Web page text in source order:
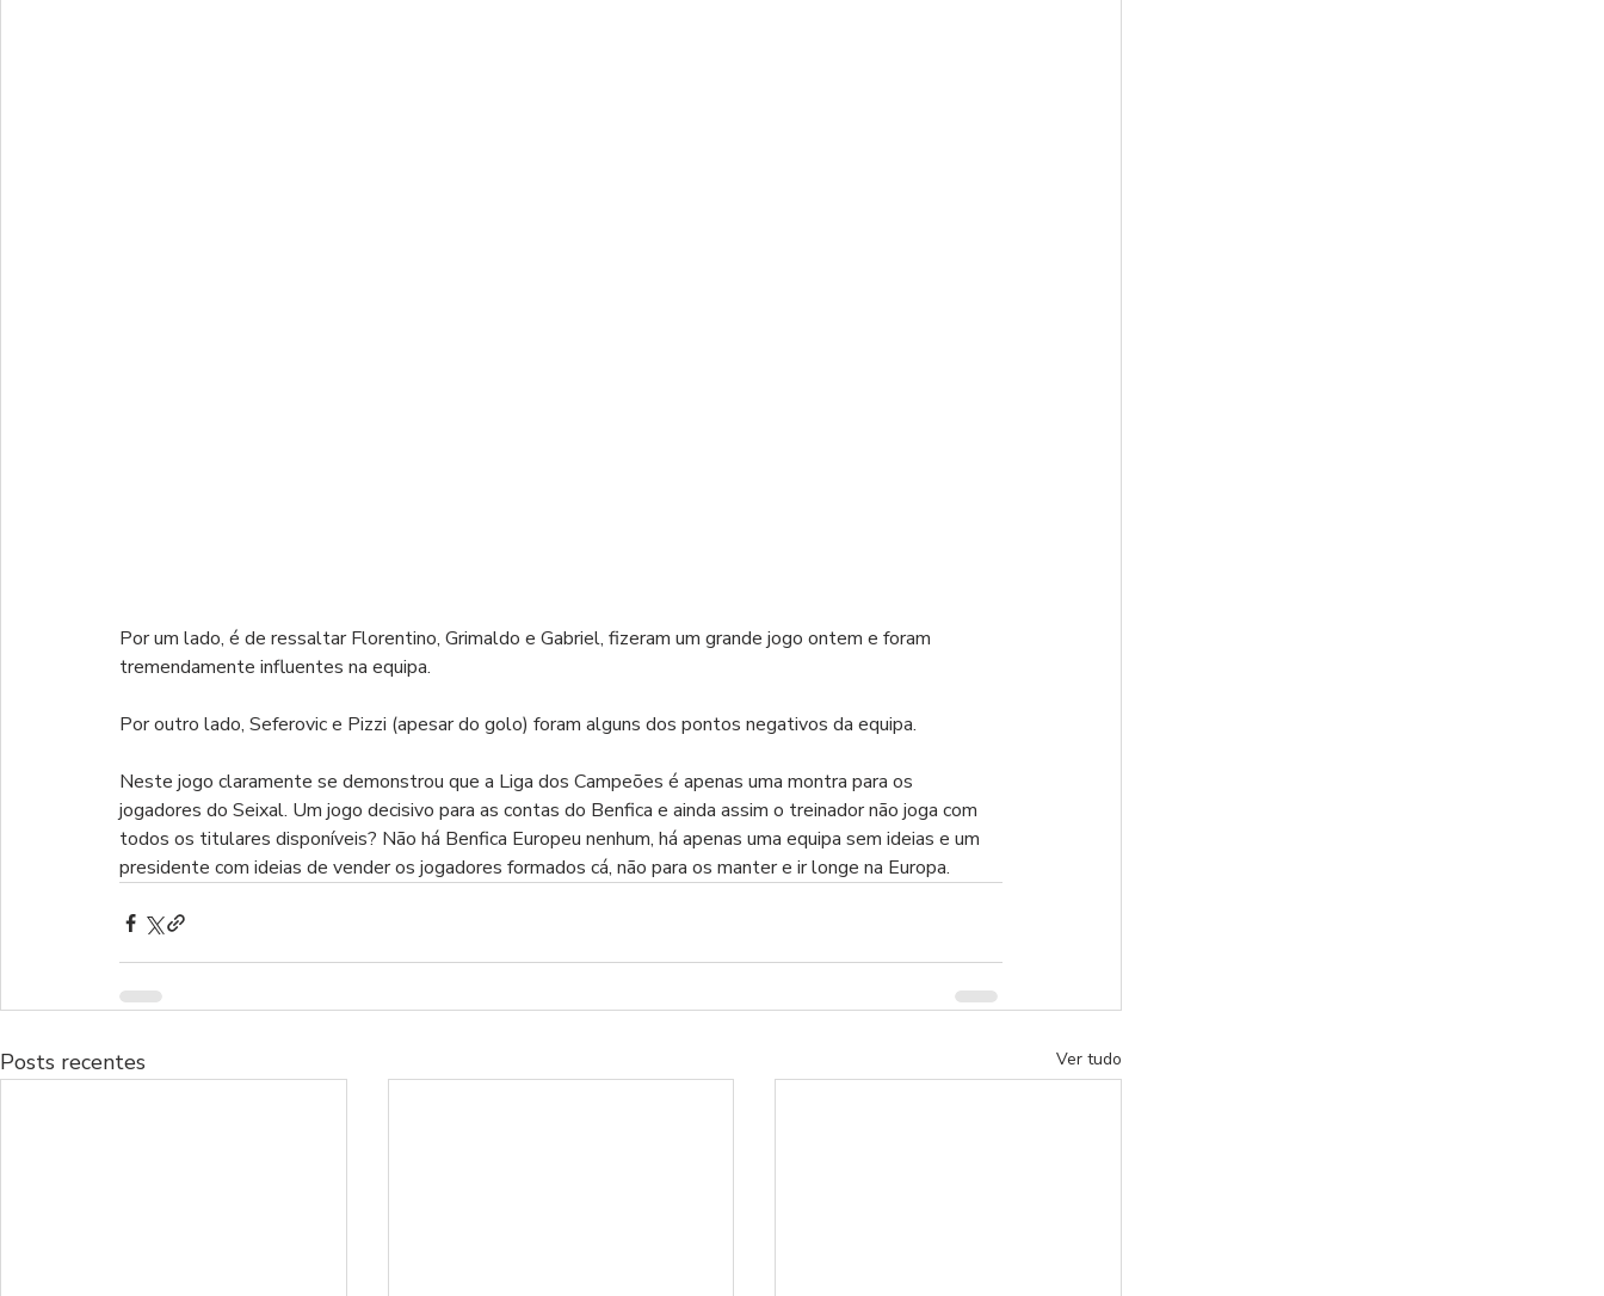
Por um lado, é de ressaltar Florentino, Grimaldo e Gabriel, fizeram um grande jogo ontem e foram
tremendamente influentes na equipa.
Por outro lado, Seferovic e Pizzi (apesar do golo) foram alguns dos pontos negativos da equipa.
Neste jogo claramente se demonstrou que a Liga dos Campeões é apenas uma montra para os
jogadores do Seixal. Um jogo decisivo para as contas do Benfica e ainda assim o treinador não joga com
todos os titulares disponíveis? Não há Benfica Europeu nenhum, há apenas uma equipa sem ideias e um
presidente com ideias de vender os jogadores formados cá, não para os manter e ir longe na Europa.
Posts recentes Ver tudo